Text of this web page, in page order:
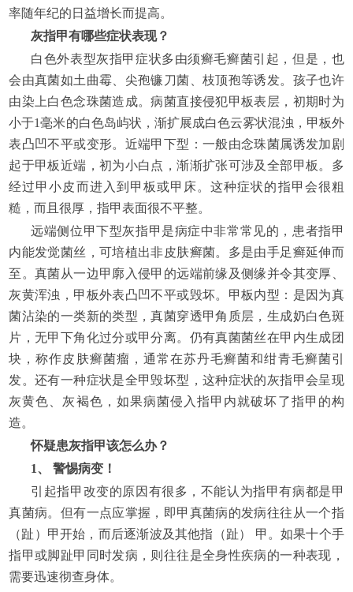
率随年纪的日益增长而提高。
灰指甲有哪些症状表现？
白色外表型灰指甲症状多由须癣毛癣菌引起，但是，也
会由真菌如土曲霉、尖孢镰刀菌、枝顶孢等诱发。孩子也许
由染上白色念珠菌造成。病菌直接侵犯甲板表层，初期时为
小于1毫米的白色岛屿状，渐扩展成白色云雾状混浊，甲板外
表凸凹不平或变形。近端甲下型：一般由念珠菌属诱发加剧
起于甲板近端，初为小白点，渐渐扩张可涉及全部甲板。多
经过甲小皮而进入到甲板或甲床。这种症状的指甲会很粗
糙，而且很厚，指甲表面很不平整。
远端侧位甲下型灰指甲是病症中非常常见的，患者指甲
内能发觉菌丝，可培植出非皮肤癣菌。多是由手足癣延伸而
至。真菌从一边甲廓入侵甲的远端前缘及侧缘并令其变厚、
灰黄浑浊，甲板外表凸凹不平或毁坏。甲板内型：是因为真
菌沾染的一类新的类型，真菌穿透甲角质层，生成奶白色斑
片，无甲下角化过分或甲分离。仍有真菌菌丝在甲内生成团
块，称作皮肤癣菌瘤，通常在苏丹毛癣菌和绀青毛癣菌引
发。还有一种症状是全甲毁坏型，这种症状的灰指甲会呈现
灰黄色、灰褐色，如果病菌侵入指甲内就破坏了指甲的构
造。
怀疑患灰指甲该怎么办？
1、 警惕病变！
引起指甲改变的原因有很多，不能认为指甲有病都是甲
真菌病。但有一点应掌握，即甲真菌病的发病往往从一个指
（趾）甲开始，而后逐渐波及其他指（趾） 甲。如果十个手
指甲或脚趾甲同时发病，则往往是全身性疾病的一种表现，
需要迅速彻查身体。